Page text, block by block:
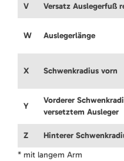
V Versatz Auslegerfuß
W Auslegerlänge
X Schwenkradius vorn
Y
Vorderer
versetztem Ausleger
Z Hinterer
* mit langem Arm